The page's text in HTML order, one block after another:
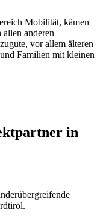
Mobilität, kämen
anderen
vor allem älteren
Familien mit kleinen
in